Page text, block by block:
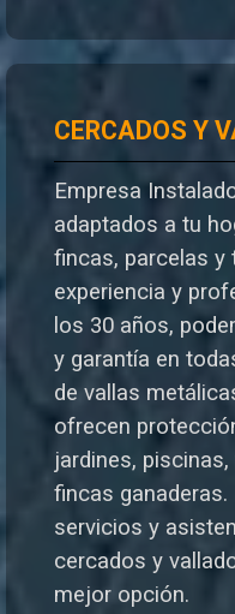
CERCADOS Y
Empresa
adaptados a tu
fincas, parcelas y
experiencia y
los 30 años,
y garantía en
de vallas
ofrecen
jardines,
fincas ganaderas.
servicios y
cercados y
mejor opción.